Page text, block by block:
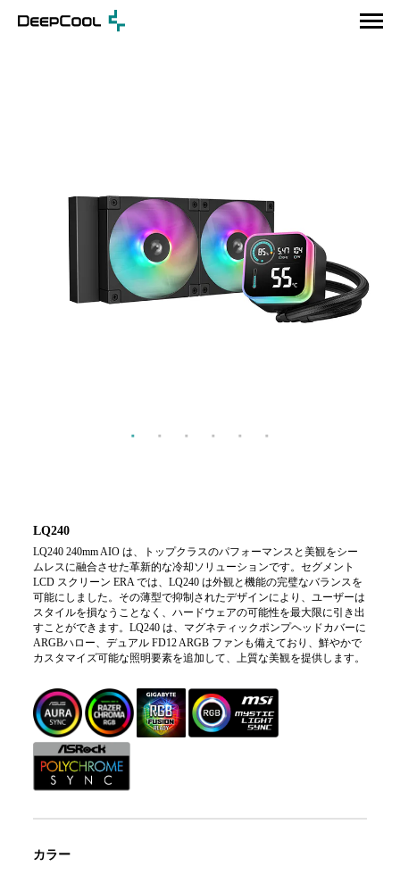
LQ240
LQ240 240mm AIO は、トップクラスのパフォーマンスと美観をシー
ムレスに融合させた革新的な冷却ソリューションです。セグメント
LCD スクリーン ERA では、LQ240 は外観と機能の完璧なバランスを
可能にしました。その薄型で抑制されたデザインにより、ユーザーは
スタイルを損なうことなく、ハードウェアの可能性を最大限に引き出
すことができます。LQ240 は、マグネティックポンプヘッドカバーに
ARGBハロー、デュアル FD12 ARGB ファンも備えており、鮮やかで
カスタマイズ可能な照明要素を追加して、上質な美観を提供します。
カラー